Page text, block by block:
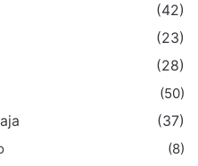
(42)
(23)
(28)
(50)
(37)
(8)